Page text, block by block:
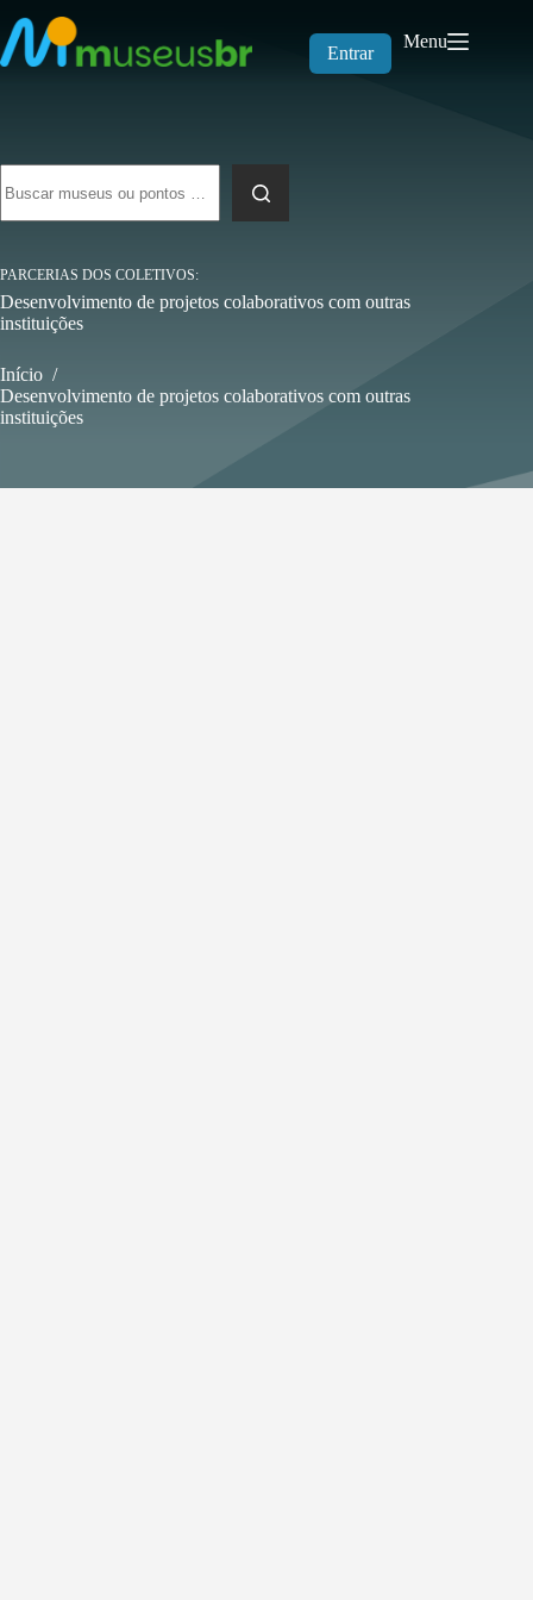
para
o
conteúdo
Entrar
Menu
resultados
PARCERIAS DOS COLETIVOS
Desenvolvimento de projetos colaborativos com outras
instituições
Início /
Desenvolvimento de projetos colaborativos com outras
instituições